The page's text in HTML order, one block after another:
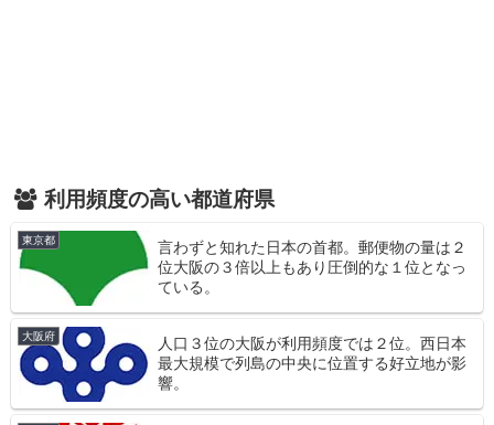
利用頻度の高い都道府県
東京都
言わずと知れた日本の首都。郵便物の量は２
位大阪の３倍以上もあり圧倒的な１位となっ
ている。
大阪府
人口３位の大阪が利用頻度では２位。西日本
最大規模で列島の中央に位置する好立地が影
響。